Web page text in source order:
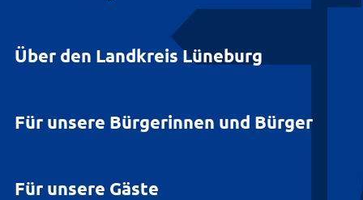
Über den Landkreis Lüneburg
Für unsere Bürgerinnen und Bürger
Für unsere Gäste